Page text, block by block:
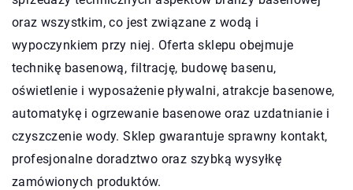
oraz wszystkim, co jest związane z wodą i
wypoczynkiem przy niej. Oferta sklepu obejmuje
technikę basenową, filtrację, budowę basenu,
oświetlenie i wyposażenie pływalni, atrakcje basenowe,
automatykę i ogrzewanie basenowe oraz uzdatnianie i
czyszczenie wody. Sklep gwarantuje sprawny kontakt,
profesjonalne doradztwo oraz szybką wysyłkę
zamówionych produktów.